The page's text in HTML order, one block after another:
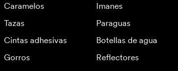
Caramelos
Imanes
Tazas
Paraguas
Cintas adhesivas
Botellas de agua
Gorros
Reflectores